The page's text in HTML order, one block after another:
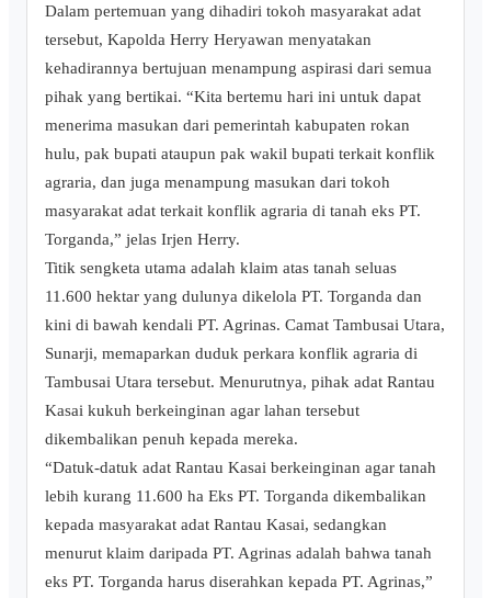
Dalam pertemuan yang dihadiri tokoh masyarakat adat
tersebut, Kapolda Herry Heryawan menyatakan
kehadirannya bertujuan menampung aspirasi dari semua
pihak yang bertikai. “Kita bertemu hari ini untuk dapat
menerima masukan dari pemerintah kabupaten rokan
hulu, pak bupati ataupun pak wakil bupati terkait konflik
agraria, dan juga menampung masukan dari tokoh
masyarakat adat terkait konflik agraria di tanah eks PT.
Torganda,” jelas Irjen Herry.
Titik sengketa utama adalah klaim atas tanah seluas
11.600 hektar yang dulunya dikelola PT. Torganda dan
kini di bawah kendali PT. Agrinas. Camat Tambusai Utara,
Sunarji, memaparkan duduk perkara konflik agraria di
Tambusai Utara tersebut. Menurutnya, pihak adat Rantau
Kasai kukuh berkeinginan agar lahan tersebut
dikembalikan penuh kepada mereka.
“Datuk-datuk adat Rantau Kasai berkeinginan agar tanah
lebih kurang 11.600 ha Eks PT. Torganda dikembalikan
kepada masyarakat adat Rantau Kasai, sedangkan
menurut klaim daripada PT. Agrinas adalah bahwa tanah
eks PT. Torganda harus diserahkan kepada PT. Agrinas,”